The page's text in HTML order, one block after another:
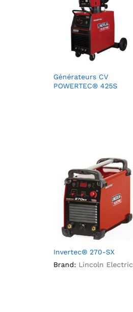
Générateurs CV
POWERTEC® 425S
Invertec® 270-SX
Brand: Lincoln Electric